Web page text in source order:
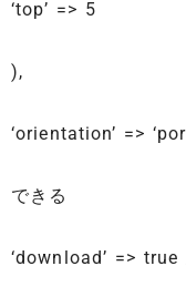
‘top’ => 5
),
‘orientation’ =>
できる
‘download’ =>